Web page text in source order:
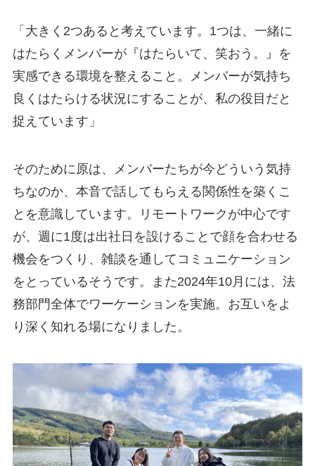
「大きく2つあると考えています。1つは、一緒に
はたらくメンバーが『はたらいて、笑おう。』を
実感できる環境を整えること。メンバーが気持ち
良くはたらける状況にすることが、私の役目だと
捉えています」
そのために原は、メンバーたちが今どういう気持
ちなのか、本音で話してもらえる関係性を築くこ
とを意識しています。リモートワークが中心です
が、週に1度は出社日を設けることで顔を合わせる
機会をつくり、雑談を通してコミュニケーション
をとっているそうです。また2024年10月には、法
務部門全体でワーケーションを実施。お互いをよ
り深く知れる場になりました。